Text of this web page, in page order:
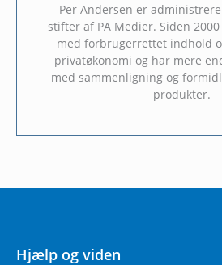
Per Andersen er
stifter af PA Medier. Siden
med forbrugerrettet indhold
privatøkonomi og har mere
med sammenligning og
produkter.
Hjælp og viden